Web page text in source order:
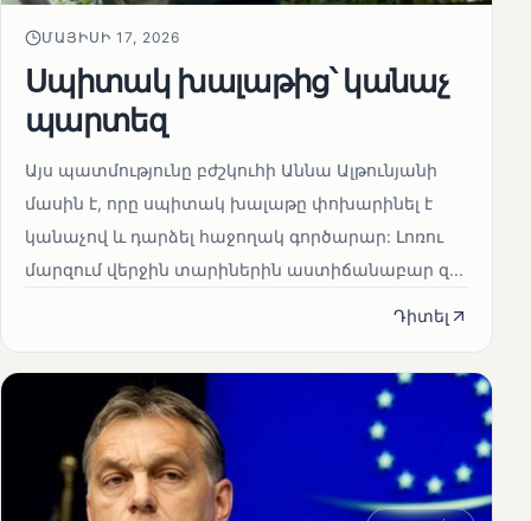
ՄԱՅԻՍԻ 17, 2026
Սպիտակ խալաթից՝ կանաչ
պարտեզ
Այս պատմությունը բժշկուհի Աննա Ալթունյանի
մասին է, որը սպիտակ խալաթը փոխարինել է
կանաչով և դարձել հաջողակ գործարար: Լոռու
մարզում վերջին տարիներին աստիճանաբար զ...
Դիտել